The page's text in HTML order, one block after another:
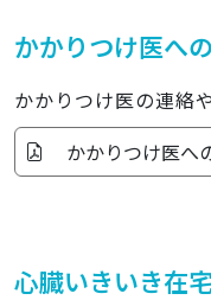
かかりつけ医へ
かかりつけ医の連絡
かかりつけ医へ
心臓いきいき在